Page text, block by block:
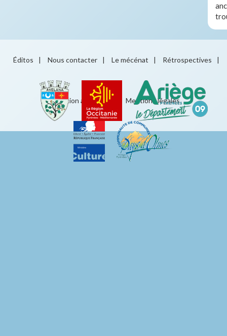
Éditos | Nous contacter | Le mécénat | Rétrospectives |
Éducation artistique Mentions légales